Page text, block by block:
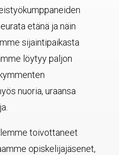
etänä ja näin
sijaintipaikasta
löytyy paljon
nuoria, uraansa
toivottaneet
opiskelijajäsenet,